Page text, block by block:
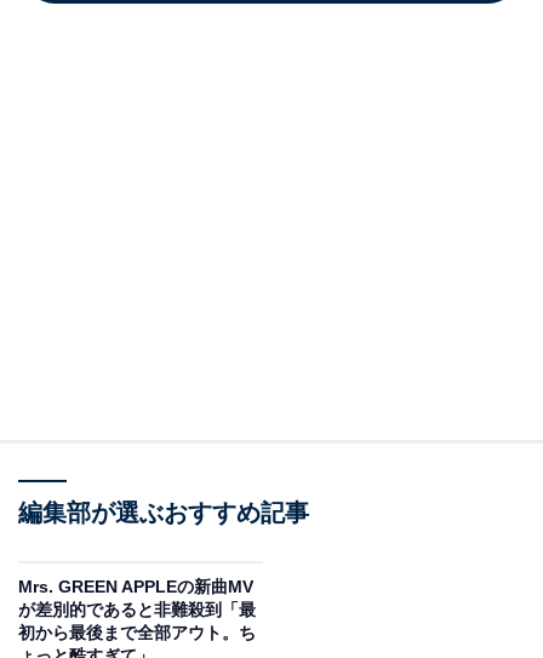
編集部が選ぶおすすめ記事
Mrs. GREEN APPLEの新曲MV
が差別的であると非難殺到「最
初から最後まで全部アウト。ち